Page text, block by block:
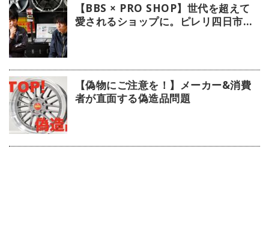
【BBS × PRO SHOP】世代を超えて
愛されるショップに。ピレリ四日市タ
【偽物にご注意を！】メーカー&消費
者が直面する偽造品問題